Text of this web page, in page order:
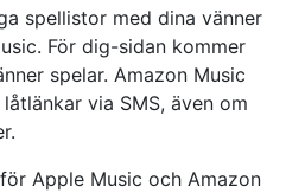
spellistor med dina vänner
För dig-sidan kommer
spelar. Amazon Music
via SMS, även om
Apple Music och Amazon